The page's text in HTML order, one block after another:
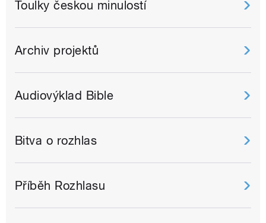
Toulky českou minulostí
Archiv projektů
Audiovýklad Bible
Bitva o rozhlas
Příběh Rozhlasu